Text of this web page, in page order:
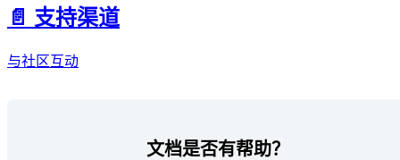
📄️ 支持渠道
与社区互动
文档是否有帮助？